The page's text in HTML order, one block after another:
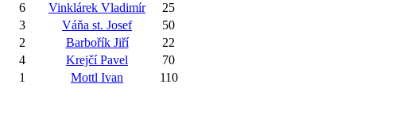
6 Vinklárek Vladimír
25
3 Váňa st. Josef
50
2 Barbořík Jiří
22
4 Krejčí Pavel
70
1 Mottl Ivan
110